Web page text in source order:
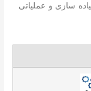
سازی و عملیاتی